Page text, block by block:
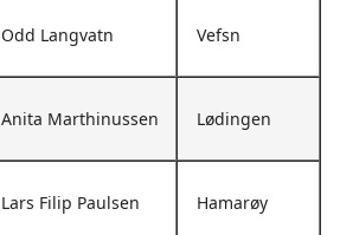
Odd Langvatn Vefsn
Anita Marthinussen Lødingen
Lars Filip Paulsen Hamarøy